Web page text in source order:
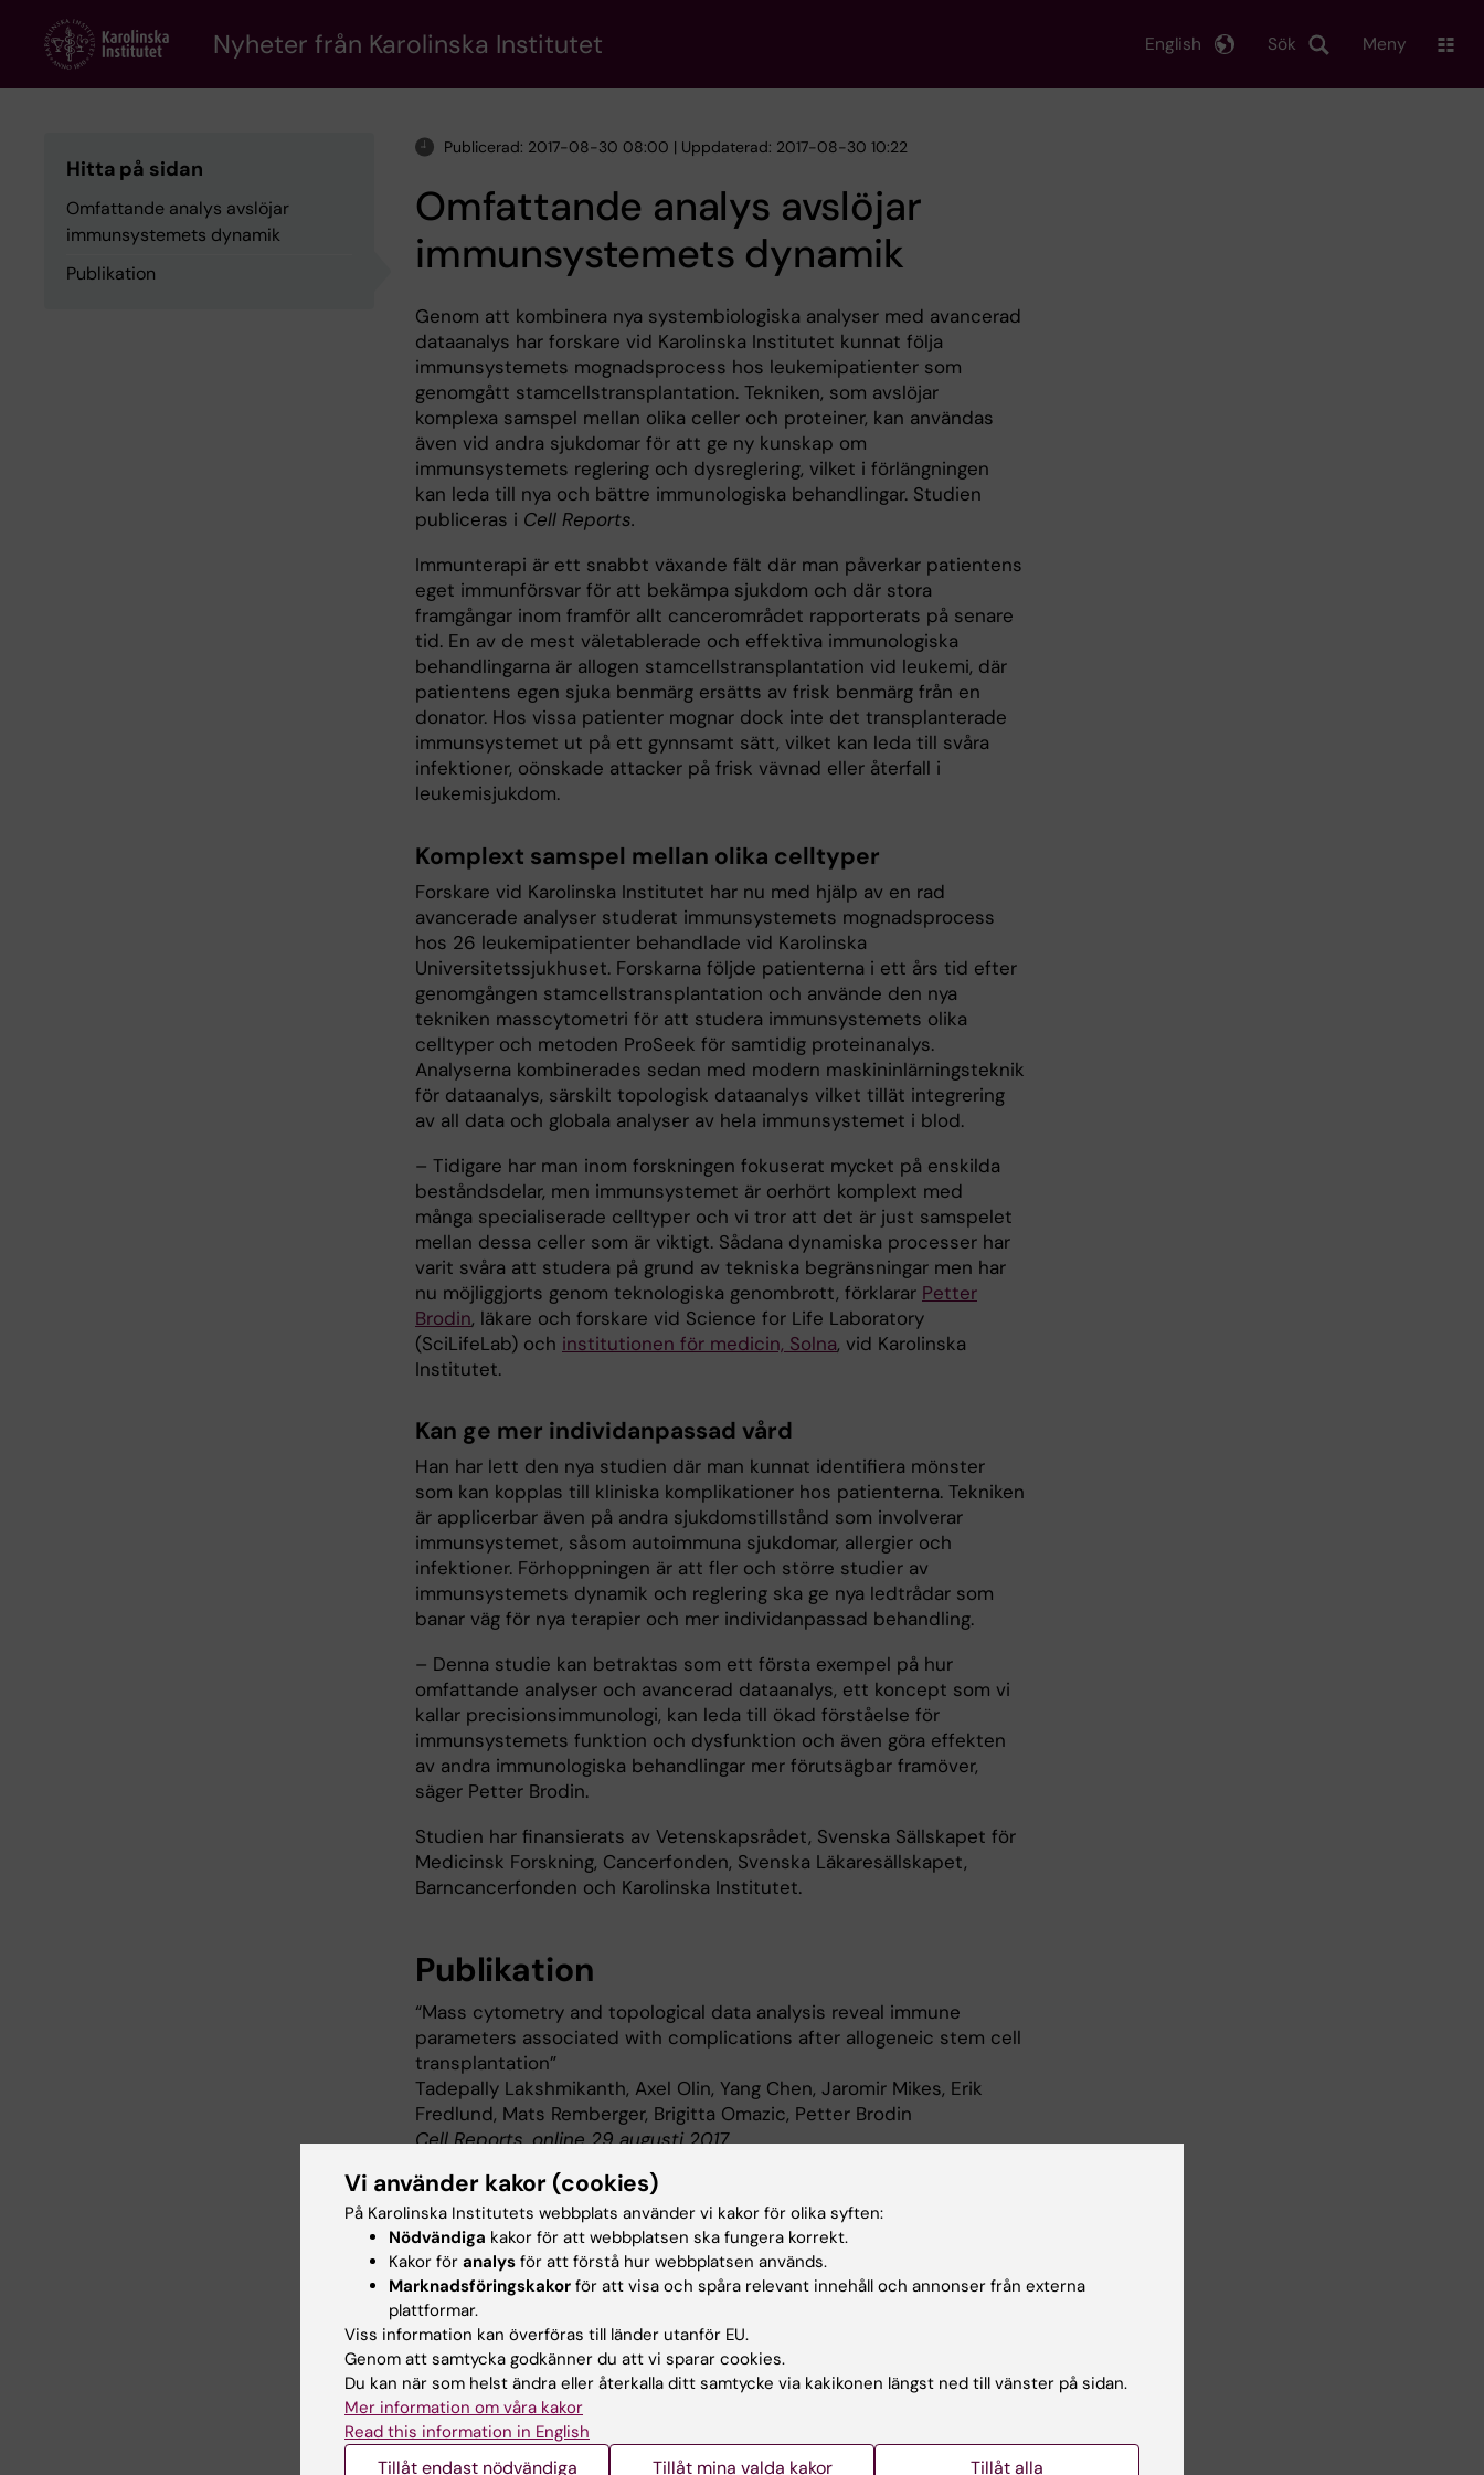
content
Nyheter från Karolinska Institutet Sök
English Meny
Hitta på sidan
Omfattande analys avslöjar
immunsystemets dynamik
Publikation
Publicerad: 2017-08-30 08:00 | Uppdaterad: 2017-08-30 10:22
Omfattande analys avslöjar
immunsystemets dynamik
Genom att kombinera nya systembiologiska analyser med avancerad
dataanalys har forskare vid Karolinska Institutet kunnat följa
immunsystemets mognadsprocess hos leukemipatienter som
genomgått stamcellstransplantation. Tekniken, som avslöjar
komplexa samspel mellan olika celler och proteiner, kan användas
även vid andra sjukdomar för att ge ny kunskap om
immunsystemets reglering och dysreglering, vilket i förlängningen
kan leda till nya och bättre immunologiska behandlingar. Studien
publiceras i Cell Reports.
Immunterapi är ett snabbt växande fält där man påverkar patientens
eget immunförsvar för att bekämpa sjukdom och där stora
framgångar inom framför allt cancerområdet rapporterats på senare
tid. En av de mest väletablerade och effektiva immunologiska
behandlingarna är allogen stamcellstransplantation vid leukemi, där
patientens egen sjuka benmärg ersätts av frisk benmärg från en
donator. Hos vissa patienter mognar dock inte det transplanterade
immunsystemet ut på ett gynnsamt sätt, vilket kan leda till svåra
infektioner, oönskade attacker på frisk vävnad eller återfall i
leukemisjukdom.
Komplext samspel mellan olika celltyper
Forskare vid Karolinska Institutet har nu med hjälp av en rad
avancerade analyser studerat immunsystemets mognadsprocess
hos 26 leukemipatienter behandlade vid Karolinska
Universitetssjukhuset. Forskarna följde patienterna i ett års tid efter
genomgången stamcellstransplantation och använde den nya
tekniken masscytometri för att studera immunsystemets olika
celltyper och metoden ProSeek för samtidig proteinanalys.
Analyserna kombinerades sedan med modern maskininlärningsteknik
för dataanalys, särskilt topologisk dataanalys vilket tillät integrering
av all data och globala analyser av hela immunsystemet i blod.
– Tidigare har man inom forskningen fokuserat mycket på enskilda
beståndsdelar, men immunsystemet är oerhört komplext med
många specialiserade celltyper och vi tror att det är just samspelet
mellan dessa celler som är viktigt. Sådana dynamiska processer har
varit svåra att studera på grund av tekniska begränsningar men har
nu möjliggjorts genom teknologiska genombrott, förklarar Petter
Brodin, läkare och forskare vid Science for Life Laboratory
(SciLifeLab) och institutionen för medicin, Solna, vid Karolinska
Institutet.
Kan ge mer individanpassad vård
Han har lett den nya studien där man kunnat identifiera mönster
som kan kopplas till kliniska komplikationer hos patienterna. Tekniken
är applicerbar även på andra sjukdomstillstånd som involverar
immunsystemet, såsom autoimmuna sjukdomar, allergier och
infektioner. Förhoppningen är att fler och större studier av
immunsystemets dynamik och reglering ska ge nya ledtrådar som
banar väg för nya terapier och mer individanpassad behandling.
– Denna studie kan betraktas som ett första exempel på hur
omfattande analyser och avancerad dataanalys, ett koncept som vi
kallar precisionsimmunologi, kan leda till ökad förståelse för
immunsystemets funktion och dysfunktion och även göra effekten
av andra immunologiska behandlingar mer förutsägbar framöver,
säger Petter Brodin.
Studien har finansierats av Vetenskapsrådet, Svenska Sällskapet för
Medicinsk Forskning, Cancerfonden, Svenska Läkaresällskapet,
Barncancerfonden och Karolinska Institutet.
Publikation
“Mass cytometry and topological data analysis reveal immune
parameters associated with complications after allogeneic stem cell
transplantation”
Tadepally Lakshmikanth, Axel Olin, Yang Chen, Jaromir Mikes, Erik
Fredlund, Mats Remberger, Brigitta Omazic, Petter Brodin
Cell Reports, online 29 augusti 2017
Tags
Immunologi Cancer och onkologi
Uppdaterad av:
Webb Admin 2017-08-30
Dela
Vi använder kakor (cookies)
På Karolinska Institutets webbplats använder vi kakor för olika syften:
Nödvändiga kakor för att webbplatsen ska fungera korrekt.
Kakor för analys för att förstå hur webbplatsen används.
Marknadsföringskakor för att visa och spåra relevant innehåll och annonser från externa
plattformar.
Viss information kan överföras till länder utanför EU.
Genom att samtycka godkänner du att vi sparar cookies.
Du kan när som helst ändra eller återkalla ditt samtycke via kakikonen längst ned till vänster på sidan.
Mer information om våra kakor
Read this information in English
Tillåt endast nödvändiga Tillåt mina valda kakor Tillåt alla